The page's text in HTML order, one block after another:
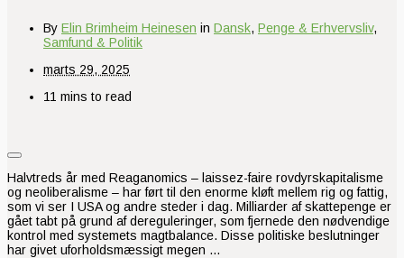
By Elin Brimheim Heinesen in Dansk, Penge & Erhvervsliv,
Samfund & Politik
marts 29, 2025
11 mins to read
Halvtreds år med Reaganomics – laissez-faire rovdyrskapitalisme
og neoliberalisme – har ført til den enorme kløft mellem rig og fattig,
som vi ser I USA og andre steder i dag. Milliarder af skattepenge er
gået tabt på grund af dereguleringer, som fjernede den nødvendige
kontrol med systemets magtbalance. Disse politiske beslutninger
har givet uforholdsmæssigt megen …